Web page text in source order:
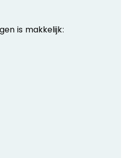
is makkelijk: